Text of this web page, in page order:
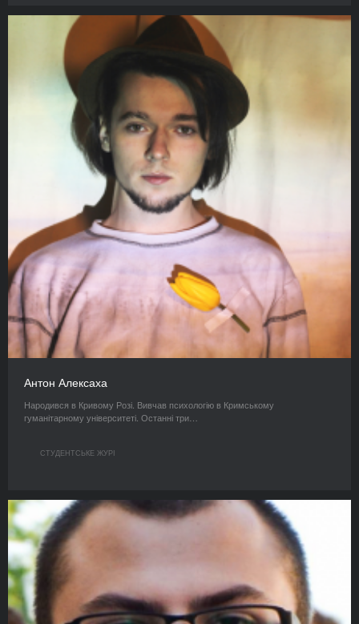
Антон Алексаха
Народився в Кривому Розі. Вивчав психологію в Кримському
гуманітарному університеті. Останні три…
СТУДЕНТСЬКЕ ЖУРІ